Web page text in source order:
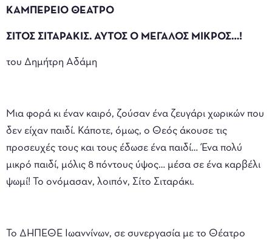
ΚΑΜΠΕΡΕΙΟ ΘΕΑΤΡΟ
ΣΙΤΟΣ ΣΙΤΑΡΑΚΙΣ. ΑΥΤΟΣ Ο ΜΕΓΑΛΟΣ ΜΙΚΡΟΣ…!
του Δημήτρη Αδάμη
Μια φορά κι έναν καιρό, ζούσαν ένα ζευγάρι χωρικών που
δεν είχαν παιδί. Κάποτε, όμως, ο Θεός άκουσε τις
προσευχές τους και τους έδωσε ένα παιδί… Ένα πολύ
μικρό παιδί, μόλις 8 πόντους ύψος… μέσα σε ένα καρβέλι
ψωμί! Το ονόμασαν, λοιπόν, Σίτο Σιταράκι.
Το ΔΗΠΕΘΕ Ιωαννίνων, σε συνεργασία με το Θέατρο